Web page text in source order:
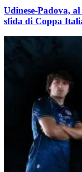
Udinese-Padova,
sfida di Coppa